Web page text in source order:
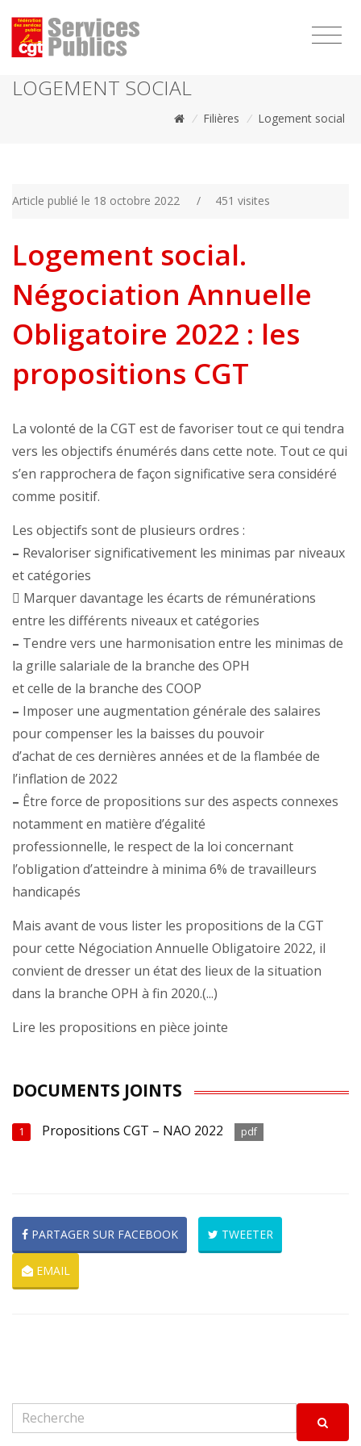
LOGEMENT SOCIAL
/ Filières / Logement social
Article publié le 18 octobre 2022 / 451 visites
Logement social.
Négociation Annuelle
Obligatoire 2022 : les
propositions CGT
La volonté de la CGT est de favoriser tout ce qui tendra
vers les objectifs énumérés dans cette note. Tout ce qui
s’en rapprochera de façon significative sera considéré
comme positif.
Les objectifs sont de plusieurs ordres :
– Revaloriser significativement les minimas par niveaux
et catégories
 Marquer davantage les écarts de rémunérations
entre les différents niveaux et catégories
– Tendre vers une harmonisation entre les minimas de
la grille salariale de la branche des OPH
et celle de la branche des COOP
– Imposer une augmentation générale des salaires
pour compenser les la baisses du pouvoir
d’achat de ces dernières années et de la flambée de
l’inflation de 2022
– Être force de propositions sur des aspects connexes
notamment en matière d’égalité
professionnelle, le respect de la loi concernant
l’obligation d’atteindre à minima 6% de travailleurs
handicapés
Mais avant de vous lister les propositions de la CGT
pour cette Négociation Annuelle Obligatoire 2022, il
convient de dresser un état des lieux de la situation
dans la branche OPH à fin 2020.(...)
Lire les propositions en pièce jointe
DOCUMENTS JOINTS
1 Propositions CGT – NAO 2022 pdf
PARTAGER SUR FACEBOOK TWEETER
EMAIL